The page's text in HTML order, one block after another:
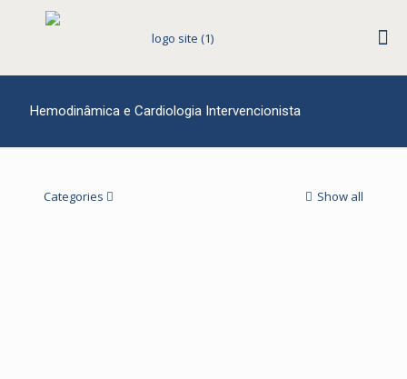
Hemodinâmica e Cardiologia Intervencionista
Categories Show all